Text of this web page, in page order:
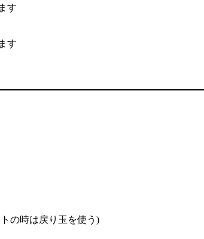
す
す
の時は戻り玉を使う)